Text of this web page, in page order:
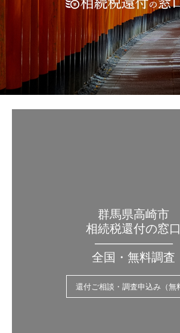
群馬県高崎市
相続税還付の窓口
——————–
全国・無料調査
還付ご相談・調査申込み（無